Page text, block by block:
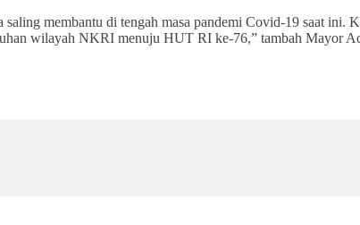
membantu di tengah masa pandemi Covid-19 saat ini.
wilayah NKRI menuju HUT RI ke-76,” tambah Mayor